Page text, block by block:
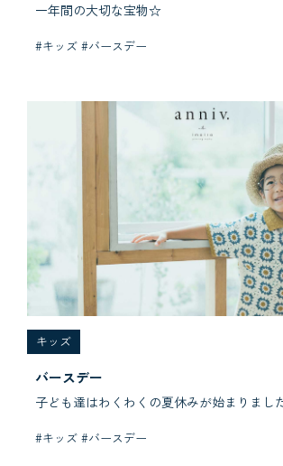
一年間の大切な宝物☆
#キッズ #バースデー
キッズ
バースデー
子ども達はわくわくの夏休みが始まりまし
#キッズ #バースデー